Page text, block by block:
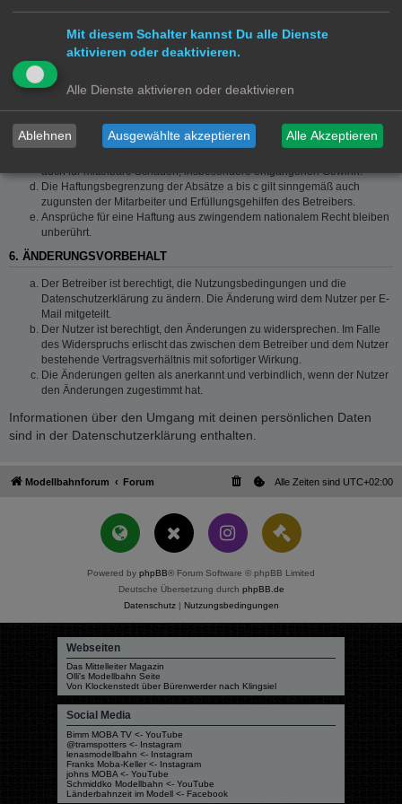
grob fahrlässigem Verhalten oder bei Schäden aus der Verletzung von
Vertragspflichten (Kardinalpflichten) auf die bei Vertragsschluss
typischerweise vorhersehbaren Schäden und im übrigen der Höhe nach
auf die vertragstypischen Durchschnittsschäden begrenzt. Dies gilt auch
für mittelbare Folgeschäden wie insbesondere entgangenen Gewinn.
Die Haftung ist gegenüber Unternehmern außer bei der Verletzung von
Leben, Körper und Gesundheit oder vorsätzlichem oder grob
fahrlässigem Verhalten des Betreibers auf die bei Vertragsschluss
typischerweise vorhersehbaren Schäden und im Übrigen der Höhe
auch für mittelbare Schäden, insbesondere entgangenen Gewinn.
Die Haftungsbegrenzung der Absätze a bis c gilt sinngemäß auch
zugunsten der Mitarbeiter und Erfüllungsgehilfen des Betreibers.
Ansprüche für eine Haftung aus zwingendem nationalem Recht bleiben
unberührt.
6. ÄNDERUNGSVORBEHALT
Der Betreiber ist berechtigt, die Nutzungsbedingungen und die
Datenschutzerklärung zu ändern. Die Änderung wird dem Nutzer per E-
Mail mitgeteilt.
Der Nutzer ist berechtigt, den Änderungen zu widersprechen. Im Falle
des Widerspruchs erlischt das zwischen dem Betreiber und dem Nutzer
bestehende Vertragsverhältnis mit sofortiger Wirkung.
Die Änderungen gelten als anerkannt und verbindlich, wenn der Nutzer
den Änderungen zugestimmt hat.
Informationen über den Umgang mit deinen persönlichen Daten
sind in der Datenschutzerklärung enthalten.
Modellbahnforum Forum Alle Zeiten sind UTC+02:00
Powered by phpBB® Forum Software © phpBB Limited
Deutsche Übersetzung durch phpBB.de
Datenschutz| Nutzungsbedingungen
Webseiten
Das Mittelleiter Magazin
Olli's Modellbahn Seite
Von Klockenstedt über Bürenwerder nach Klingsiel
Social Media
Bimm MOBA TV <- YouTube
@tramspotters <- Instagram
lenasmodellbahn <- Instagram
Franks Moba-Keller <- Instagram
johns MOBA <- YouTube
Schmiddko Modellbahn <- YouTube
Länderbahnzeit im Modell <- Facebook
Mit diesem Schalter kannst Du alle Dienste
aktivieren oder deaktivieren.
Alle Dienste aktivieren oder deaktivieren
Ablehnen Ausgewählte akzeptieren Alle Akzeptieren